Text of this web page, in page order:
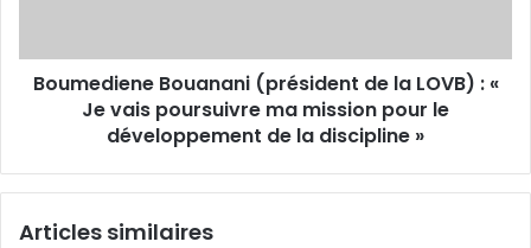
Je
vais
poursuivre
pour
développement
Boumediene Bouanani (président de la LOVB) : «
Je vais poursuivre ma mission pour le
développement de la discipline »
Articles similaires